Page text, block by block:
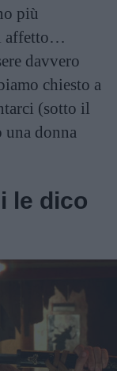
più
affetto…
davvero
chiesto a
(sotto il
donna
le dico